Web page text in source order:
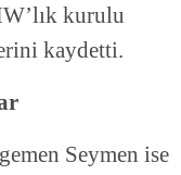
kurulu
kaydetti.
Seymen ise